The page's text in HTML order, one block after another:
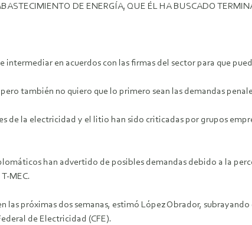
DE ENERGÍA, QUE ÉL HA BUSCADO
en acuerdos con las firmas del sector para que
también no quiero que lo primero sean las demandas
de la electricidad y el litio han sido criticadas por grupos
han advertido de posibles demandas debido a la
MEC.
las próximas dos semanas, estimó López Obrador,
de Electricidad (CFE).